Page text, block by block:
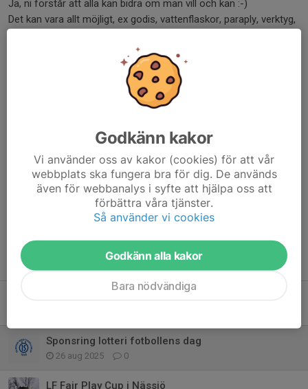
Ja, ni förstår att alla kan bidra om man vill och kan :-)
Det kan vara allt möjligt, ex godis, vattenflaskor, paraply, verktyg,
Alla pengar som kommer in till fotbollens dag och därmed även
lotteriet går direkt till sektionen ungdomsfotboll.
Ni kan lämna vinster till era ledare i laget men sista dag för att
lämna in är fredagen den 12/9 kl 18.
Tack för att ni hjälper till.
//Fotbollsstyrelsen genom Julia Conradsson
Dela nyhet
Tidigare nyheter
Sponsring lotteri fotbollens dag
26 aug 2025 0
LF Fair Play Cup i Nässjö
Godkänn kakor
Vi använder oss av kakor (cookies) för att vår
webbplats ska fungera bra för dig. De används
även för webbanalys i syfte att hjälpa oss att
förbättra våra tjänster.
Så använder vi cookies
Godkänn alla kakor
Bara nödvändiga